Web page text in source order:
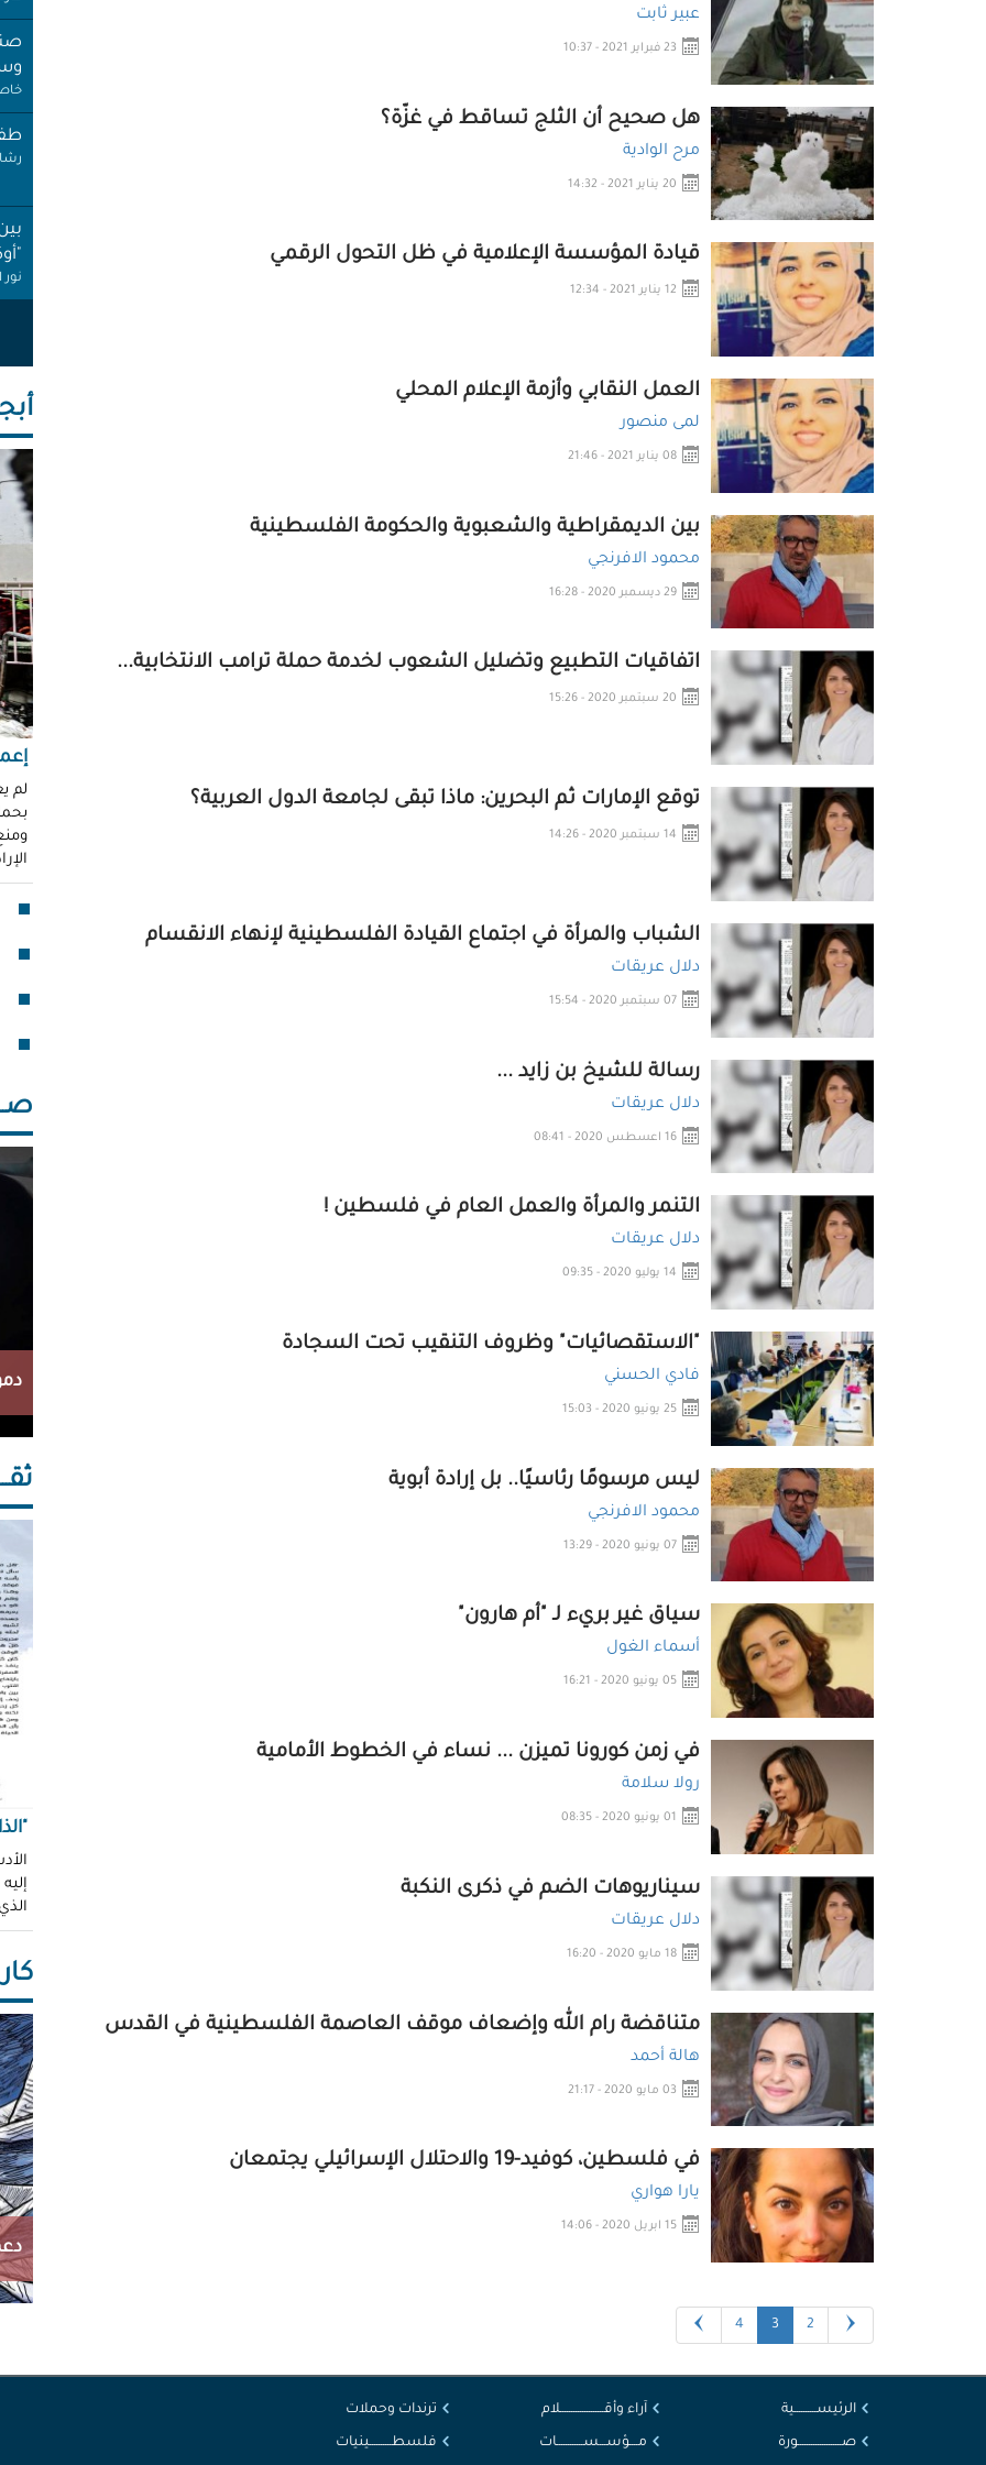
عبير ثابت
23 فبراير 2021 - 10:37
هل صحيح أن الثلج تساقط في غزّة؟
مرح الوادية
20 يناير 2021 - 14:32
قيادة المؤسسة الإعلامية في ظل التحول الرقمي
12 يناير 2021 - 12:34
العمل النقابي وأزمة الإعلام المحلي
لمى منصور
08 يناير 2021 - 21:46
بين الديمقراطية والشعبوية والحكومة الفلسطينية
محمود الافرنجي
29 ديسمبر 2020 - 16:28
اتفاقيات التطبيع وتضليل الشعوب لخدمة حملة ترامب الانتخابية...
20 سبتمبر 2020 - 15:26
توقع الإمارات ثم البحرين: ماذا تبقى لجامعة الدول العربية؟
14 سبتمبر 2020 - 14:26
الشباب والمرأة في اجتماع القيادة الفلسطينية لإنهاء الانقسام
دلال عريقات
07 سبتمبر 2020 - 15:54
رسالة للشيخ بن زايد ...
دلال عريقات
16 اعسطس 2020 - 08:41
التنمر والمرأة والعمل العام في فلسطين !
دلال عريقات
14 يوليو 2020 - 09:35
"الاستقصائيات" وظروف التنقيب تحت السجادة
فادي الحسني
25 يونيو 2020 - 15:03
ليس مرسومًا رئاسيًا.. بل إرادة أبوية
محمود الافرنجي
07 يونيو 2020 - 13:29
سياق غير بريء لـ "أم هارون"
أسماء الغول
05 يونيو 2020 - 16:21
في زمن كورونا تميزن ... نساء في الخطوط الأمامية
رولا سلامة
01 يونيو 2020 - 08:35
سيناريوهات الضم في ذكرى النكبة
دلال عريقات
18 مايو 2020 - 16:20
متناقضة رام الله وإضعاف موقف العاصمة الفلسطينية في القدس
هالة أحمد
03 مايو 2020 - 21:17
في فلسطين، كوفيد-19 والاحتلال الإسرائيلي يجتمعان
يارا هواري
15 ابريل 2020 - 14:06
2
3
4
لم
الرئيســــــــــية آراء وأقــــــــــــــــــــلام ترندات وحملات
صــــــــــــــــــــورة مــــؤســـســــــــــــات فلسطــــــــــينيات